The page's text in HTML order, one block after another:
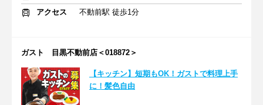
アクセス
不動前駅 徒歩1分
ガスト 目黒不動前店＜018872＞
【キッチン】短期もOK！ガストで料理上手
に！髪色自由